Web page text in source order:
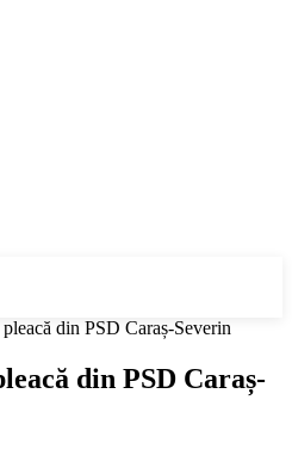
din PSD Caraș-Severin
din PSD Caraș-